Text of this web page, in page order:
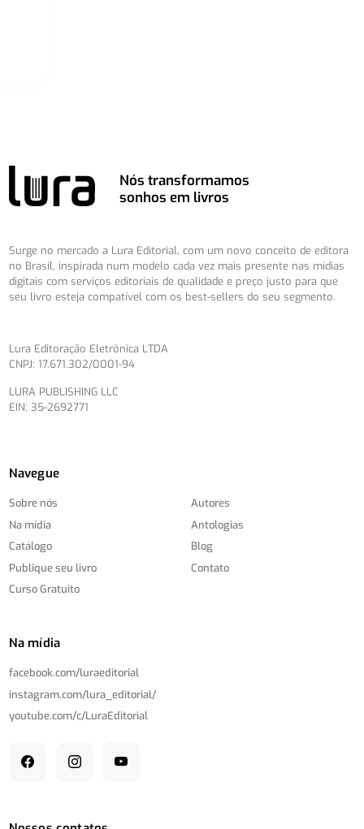
Nós transformamos
sonhos em livros
Surge no mercado a Lura Editorial, com um novo conceito de editora
no Brasil, inspirada num modelo cada vez mais presente nas mídias
digitais com serviços editoriais de qualidade e preço justo para que
seu livro esteja compatível com os best-sellers do seu segmento.
Lura Editoração Eletrônica LTDA
CNPJ: 17.671.302/0001-94
LURA PUBLISHING LLC
EIN: 35-2692771
Navegue
Sobre nós
Na mídia
Catálogo
Publique seu livro
Curso Gratuito
Autores
Antologias
Blog
Contato
Na mídia
facebook.com/luraeditorial
instagram.com/lura_editorial/
youtube.com/c/LuraEditorial